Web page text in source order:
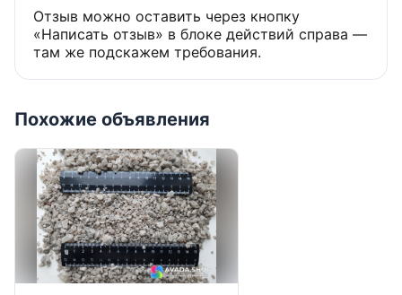
Отзыв можно оставить через кнопку
«Написать отзыв» в блоке действий справа —
там же подскажем требования.
Похожие объявления